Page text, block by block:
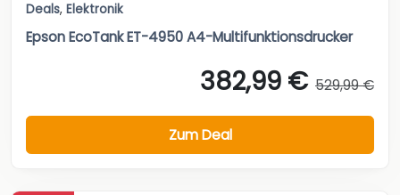
Deals, Elektronik
Epson EcoTank ET-4950 A4-Multifunktionsdrucker
382,99 € 529,99 €
Zum Deal